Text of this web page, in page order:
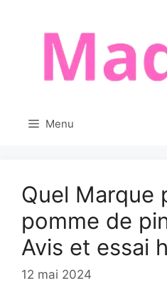
Menu
Quel Marque
pomme de
Avis et essai
12 mai 2024